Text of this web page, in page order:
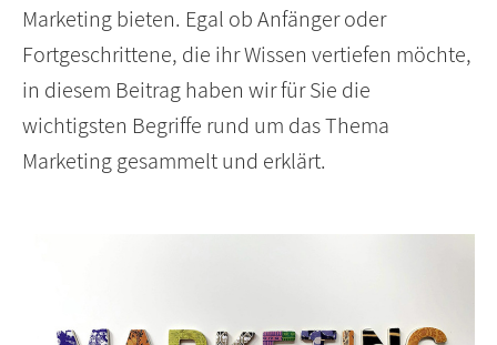
Marketing bieten. Egal ob Anfänger oder
Fortgeschrittene, die ihr Wissen vertiefen möchte,
in diesem Beitrag haben wir für Sie die
wichtigsten Begriffe rund um das Thema
Marketing gesammelt und erklärt.